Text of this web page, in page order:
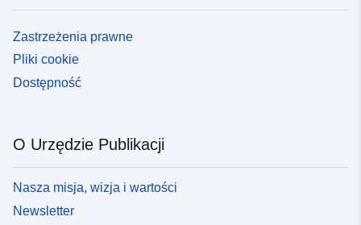
Zastrzeżenia prawne
Pliki cookie
Dostępność
O Urzędzie Publikacji
Nasza misja, wizja i wartości
Newsletter